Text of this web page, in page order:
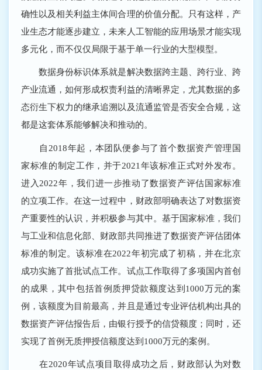
确性以及相关利益主体间合理的价值分配。只有这样，产
业生态才能逐步建立，未来人工智能的应用场景才能实现
多元化，而不仅仅局限于基于单一行业的大型模型。
数据身份标识体系就是解决数据跨主题、跨行业、跨
产业流通，如何形成权责利益的清晰界定，尤其数据的多
态衍生下权力的继承追溯以及流通监管是否安全合规，这
都是这套体系能够解决和推动的。
自2018年起，本团队便参与了首个数据资产管理国
家标准的制定工作，并于2021年该标准正式对外发布。
进入2022年，我们进一步推动了数据资产评估国家标准
的立项工作。在这一过程中，财政部明确表达了对数据资
产重要性的认识，并积极参与其中。基于国家标准，我们
与工业和信息化部、财政部共同推进了数据资产评估团体
标准的制定。该标准在2022年初完成了初稿，并在北京
成功实施了首批试点工作。试点工作取得了多项国内首创
的成果，其中包括首例质押贷款额度达到1000万元的案
例，该额度为目前最高，并且是通过专业评估机构出具的
数据资产评估报告后，由银行授予的信贷额度；同时，还
实现了首例无质押授信额度达到1000万元的案例。
在2020年试点项目取得成功之后，财政部认为对数